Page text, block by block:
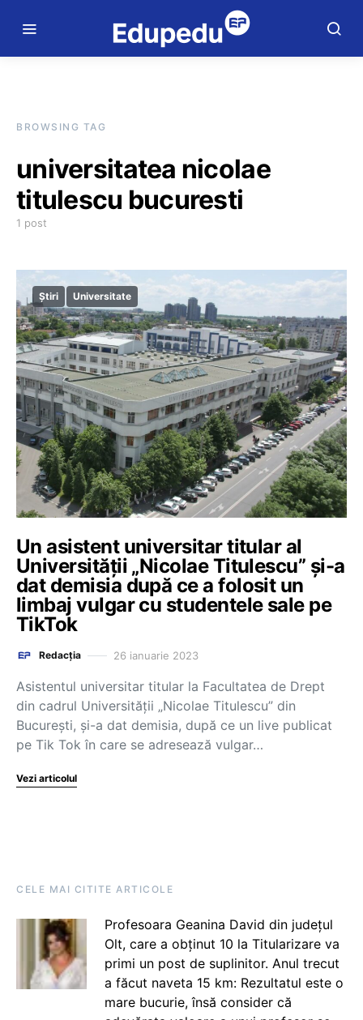
BROWSING TAG
universitatea nicolae
titulescu bucuresti
1 post
Știri Universitate
Un asistent universitar titular al
Universității „Nicolae Titulescu” și-a
dat demisia după ce a folosit un
limbaj vulgar cu studentele sale pe
TikTok
Redacția 26 ianuarie 2023
Asistentul universitar titular la Facultatea de Drept
din cadrul Universității „Nicolae Titulescu” din
București, și-a dat demisia, după ce un live publicat
pe Tik Tok în care se adresează vulgar…
Vezi articolul
CELE MAI CITITE ARTICOLE
Profesoara Geanina David din județul
Olt, care a obținut 10 la Titularizare va
primi un post de suplinitor. Anul trecut
a făcut naveta 15 km: Rezultatul este o
mare bucurie, însă consider că